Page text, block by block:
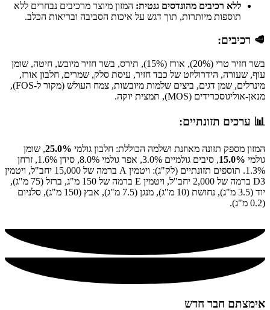
ללא רכיבים מהונדסים גנטית: המזון מיוצר מרכיבים נבחרים ללא
תוספות מיותרות, תוך דגש על איכות הסביבה ובריאות הכלב.
🥩 רכיבים:
בשר חזיר טרי (20%), אורז (15%), תירס, בשר חזיר מיובש, חיטה, שומן
עוף, שעורה, הידרוליזט של כבד חזיר, עיסת סלק, שמרים, חלבון אורז,
מינרלים, שמן דגים, ביצים שלמות מיובשות, צמח העולש (מקור ל-FOS),
מנאן-אוליגוסכרידים (MOS), תמצית יוקה.
📊 ערכים תזונתיים:
המזון מספק תזונה מאוזנת ושלמה הכוללת: חלבון גולמי 25.0%, שומן
גולמי 15.0%
, סיבים גולמיים 3.0%, אפר גולמי 8.0%, סידן 1.6%, זרחן
1.3%. תוספים תזונתיים (לק"ג): ויטמין A ברמה של 15,000 יחב"ל, ויטמין
D3 ברמה של 2,000 יחב"ל, ויטמין E ברמה של 150 מ"ג, ברזל (75 מ"ג),
יוד (3.5 מ"ג), נחושת (10 מ"ג), מנגן (7.5 מ"ג), אבץ (150 מ"ג), סלניום
(0.2 מ"ג).
אימצתם חבר חדש